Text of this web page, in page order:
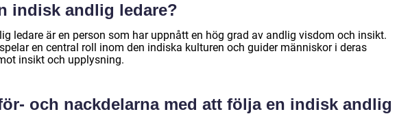
indisk andlig ledare?
ledare är en person som har uppnått en hög grad av andlig visdom och insikt.
en central roll inom den indiska kulturen och guider människor i deras
insikt och upplysning.
och nackdelarna med att följa en indisk andlig